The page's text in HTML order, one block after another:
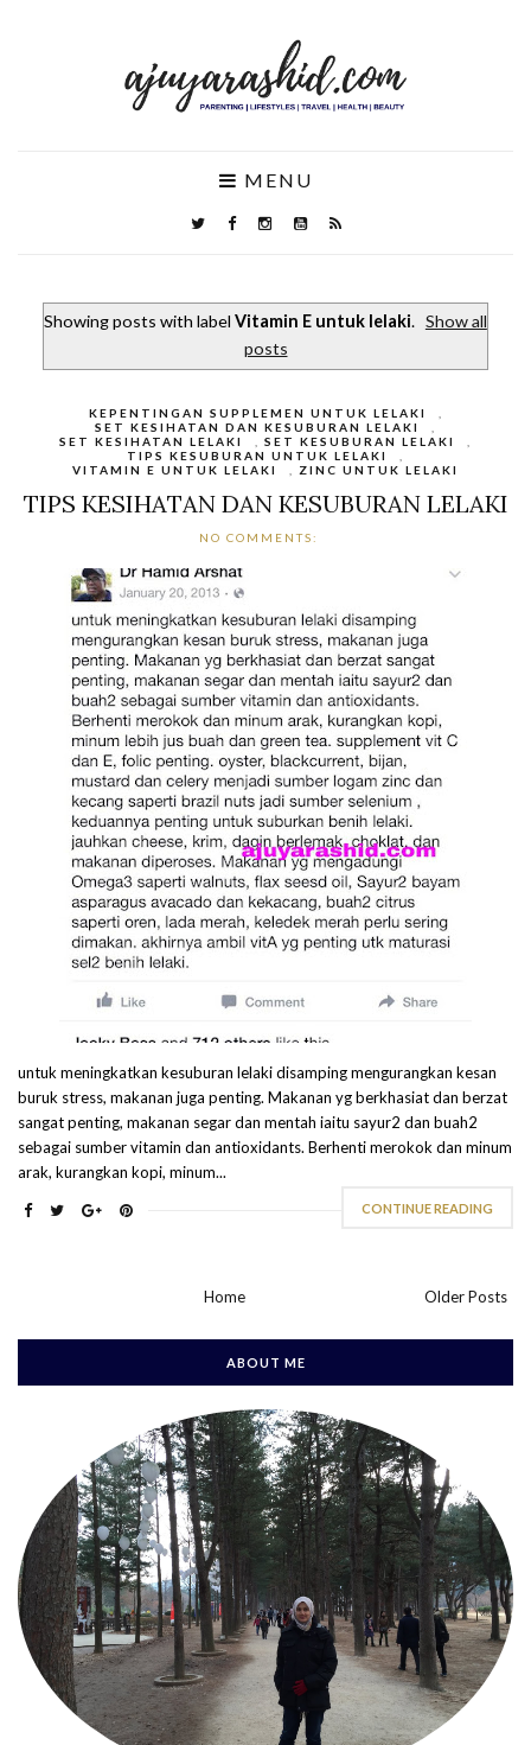
MENU
Showing posts with labelVitamin E untuk lelaki. Show all
posts
KEPENTINGAN SUPPLEMEN UNTUK LELAKI
SET KESIHATAN DAN KESUBURAN LELAKI
SET KESIHATAN LELAKI
SET KESUBURAN LELAKI
TIPS KESUBURAN UNTUK LELAKI
VITAMIN E UNTUK LELAKI
ZINC UNTUK LELAKI
TIPS KESIHATAN DAN KESUBURAN LELAKI
NO COMMENTS:
untuk meningkatkan kesuburan lelaki disamping mengurangkan kesan
buruk stress, makanan juga penting. Makanan yg berkhasiat dan berzat
sangat penting, makanan segar dan mentah iaitu sayur2 dan buah2
sebagai sumber vitamin dan antioxidants. Berhenti merokok dan minum
arak, kurangkan kopi, minum...
CONTINUE READING
Older Posts
Home
ABOUT ME